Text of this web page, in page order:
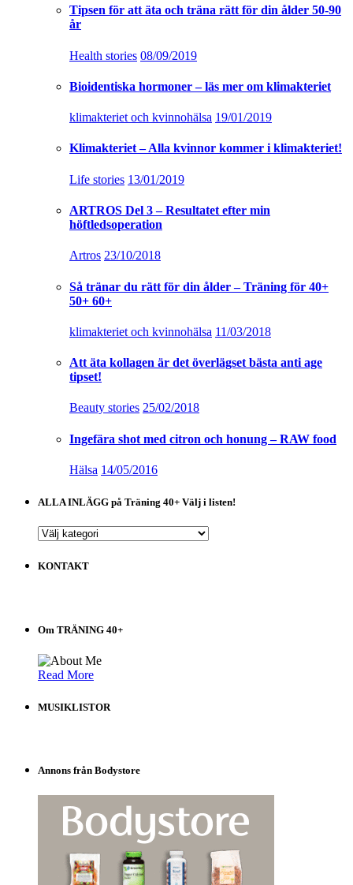
Tipsen för att äta och träna rätt för din ålder 50-90
år
Health stories 08/09/2019
Bioidentiska hormoner – läs mer om klimakteriet
klimakteriet och kvinnohälsa 19/01/2019
Klimakteriet – Alla kvinnor kommer i klimakteriet!
Life stories 13/01/2019
ARTROS Del 3 – Resultatet efter min
höftledsoperation
Artros 23/10/2018
Så tränar du rätt för din ålder – Träning för 40+
50+ 60+
klimakteriet och kvinnohälsa 11/03/2018
Att äta kollagen är det överlägset bästa anti age
tipset!
Beauty stories 25/02/2018
Ingefära shot med citron och honung – RAW food
Hälsa 14/05/2016
ALLA INLÄGG på Träning 40+ Välj i listen!
ALLA
på
listen!
KONTAKT
Om TRÄNING 40+
Read More
MUSIKLISTOR
Annons från Bodystore